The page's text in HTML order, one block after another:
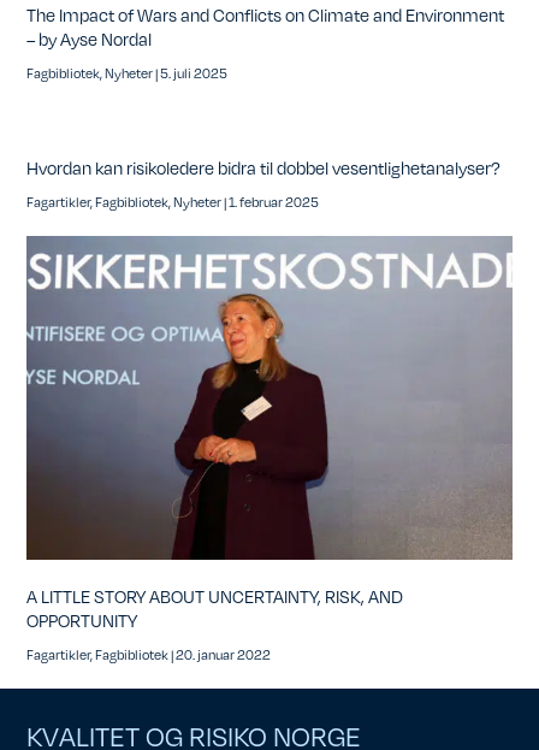
The Impact of Wars and Conflicts on Climate and Environment
– by Ayse Nordal
Fagbibliotek,Nyheter|5. juli 2025
Hvordan kan risikoledere bidra til dobbel vesentlighetanalyser?
Fagartikler,Fagbibliotek,Nyheter|1. februar 2025
A LITTLE STORY ABOUT UNCERTAINTY, RISK, AND
OPPORTUNITY
Fagartikler,Fagbibliotek|20. januar 2022
KVALITET OG RISIKO NORGE